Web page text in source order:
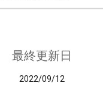
最終更新日
2022/09/12